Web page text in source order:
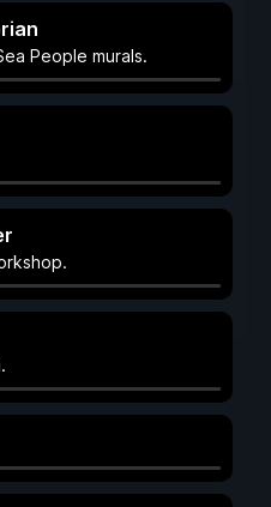
People murals.